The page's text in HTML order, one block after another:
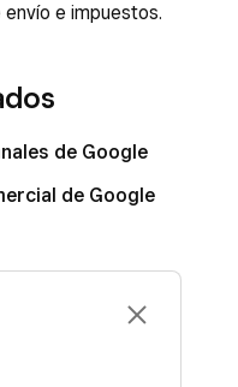
e impuestos.
de Google
de Google